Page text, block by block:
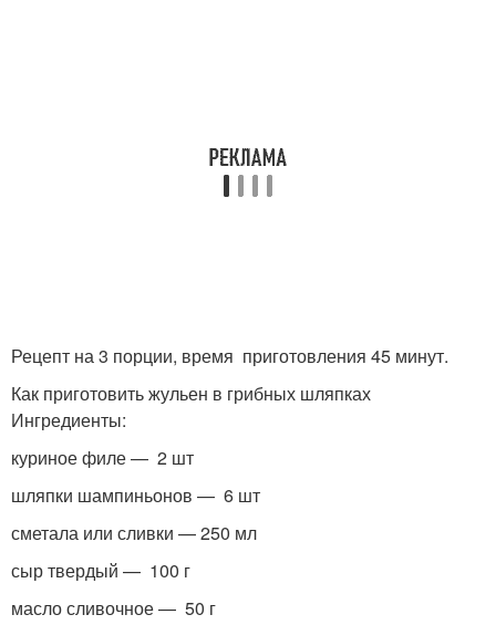
Рецепт на 3 порции, время приготовления 45 минут.
Как приготовить жульен в грибных шляпках
Ингредиенты:
куриное филе — 2 шт
шляпки шампиньонов — 6 шт
сметала или сливки — 250 мл
сыр твердый — 100 г
масло сливочное — 50 г